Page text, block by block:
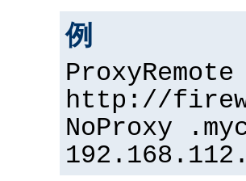
例
http://
NoProxy